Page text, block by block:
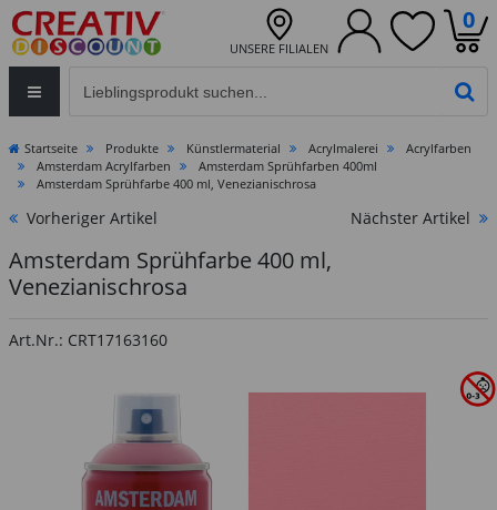
UNSERE FILIALEN
0
Startseite Produkte Künstlermaterial Acrylmalerei
Acrylfarben
Amsterdam Acrylfarben
Amsterdam Sprühfarben 400ml
Amsterdam Sprühfarbe 400 ml, Venezianischrosa
Vorheriger Artikel Nächster Artikel
Amsterdam Sprühfarbe 400 ml,
Venezianischrosa
Art.Nr.: CRT17163160